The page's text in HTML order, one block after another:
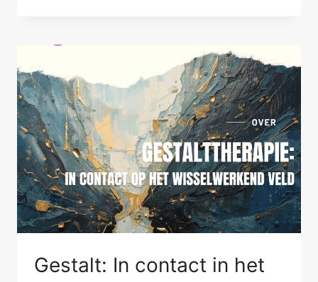
Gestalt: In contact in het